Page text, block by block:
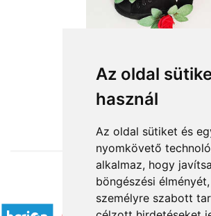
Az oldal
használ
Az oldal sütiket és
nyomkövető
alkalmaz, hogy
böngészési
személyre szabott
from HUF15,440
Accepted payment